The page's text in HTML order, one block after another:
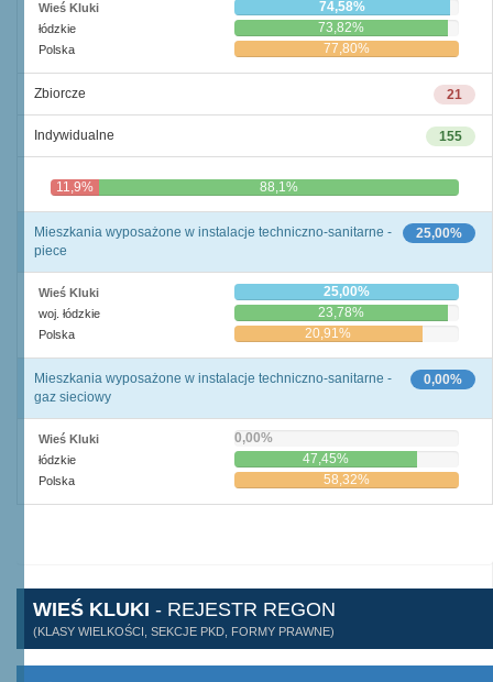
Wieś Kluki 74,58%
łódzkie 73,82%
Polska 77,80%
21
Zbiorcze
155
Indywidualne
11,9% 88,1%
25,00%
Mieszkania wyposażone w instalacje techniczno-sanitarne -
piece
Wieś Kluki 25,00%
woj. łódzkie 23,78%
Polska 20,91%
0,00%
Mieszkania wyposażone w instalacje techniczno-sanitarne -
gaz sieciowy
Wieś Kluki 0,00%
łódzkie 47,45%
Polska 58,32%
WIEŚ KLUKI - REJESTR REGON
(KLASY WIELKOŚCI, SEKCJE PKD, FORMY PRAWNE)